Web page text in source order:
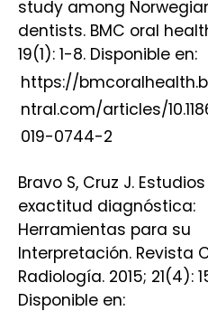
study among
dentists. BMC oral
19(1): 1-8. Disponible en:
https://
ntral.com/articles/
019-0744-2
Bravo S, Cruz J.
exactitud diagnóstica:
Herramientas para su
Interpretación. Revista
Radiología. 2015; 21(4):
Disponible en: